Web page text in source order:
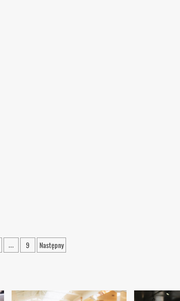
… 9 Następny